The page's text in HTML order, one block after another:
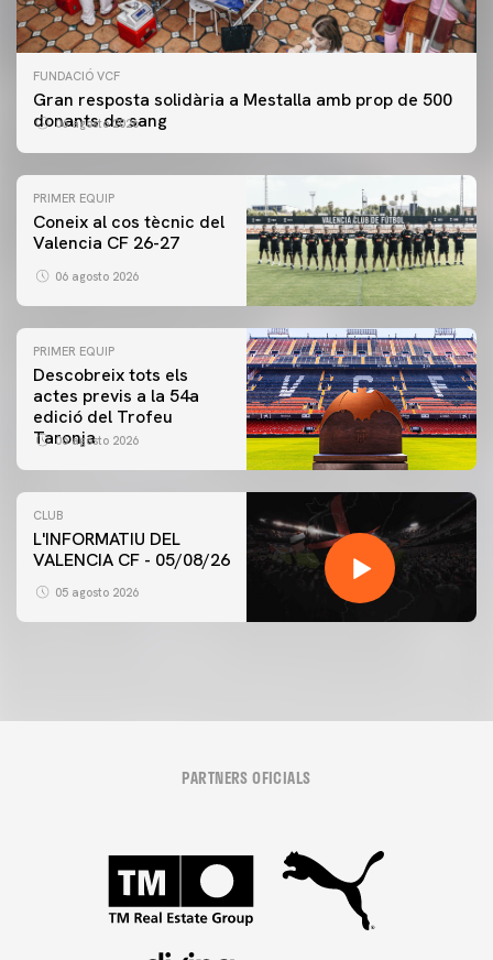
FUNDACIÓ VCF
Gran resposta solidària a Mestalla amb prop de 500
donants de sang
06 agosto 2026
PRIMER EQUIP
Coneix al cos tècnic del
Valencia CF 26-27
06 agosto 2026
PRIMER EQUIP
Descobreix tots els
actes previs a la 54a
edició del Trofeu
Taronja
06 agosto 2026
CLUB
L'INFORMATIU DEL
VALENCIA CF - 05/08/26
05 agosto 2026
PARTNERS OFICIALS